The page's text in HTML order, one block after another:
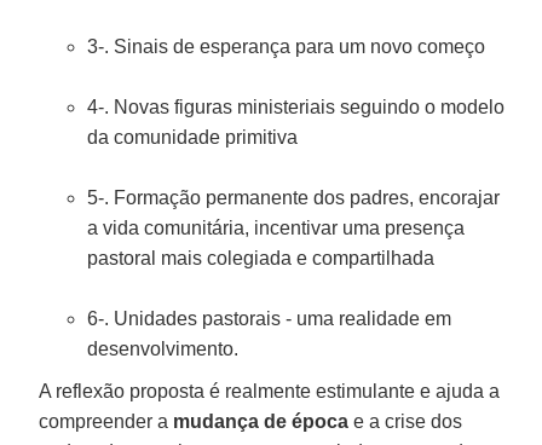
3-. Sinais de esperança para um novo começo
4-. Novas figuras ministeriais seguindo o modelo
da comunidade primitiva
5-. Formação permanente dos padres, encorajar
a vida comunitária, incentivar uma presença
pastoral mais colegiada e compartilhada
6-. Unidades pastorais - uma realidade em
desenvolvimento.
A reflexão proposta é realmente estimulante e ajuda a
compreender a mudança de época e a crise dos